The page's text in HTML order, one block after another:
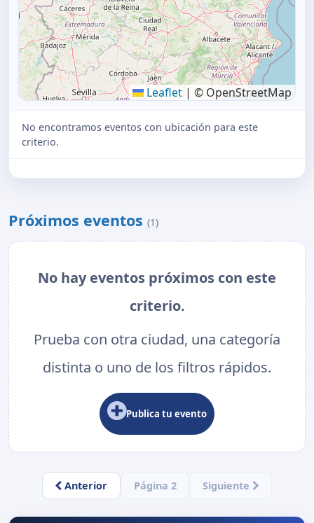
Leaflet | © OpenStreetMap
No encontramos eventos con ubicación para este
criterio.
Próximos eventos (1)
No hay eventos próximos con este
criterio.
Prueba con otra ciudad, una categoría
distinta o uno de los filtros rápidos.
Publica tu evento
Anterior Página 2 Siguiente